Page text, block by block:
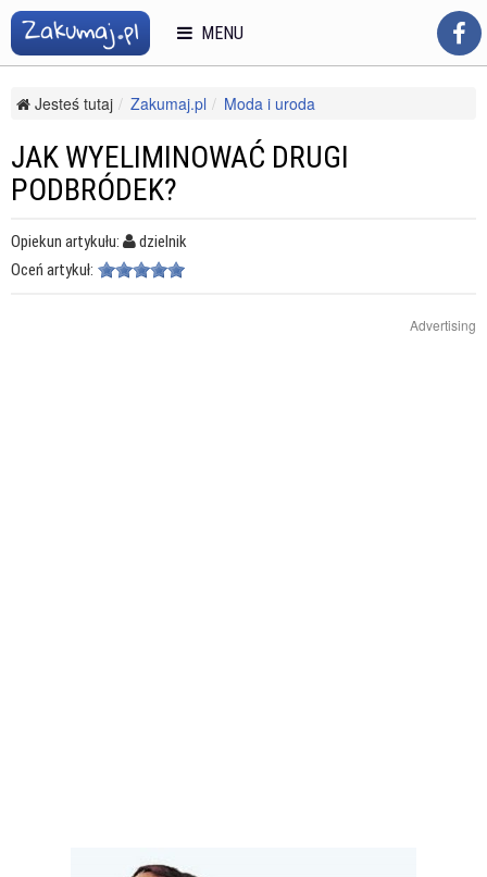
Jesteś tutaj Zakumaj.pl
Moda i uroda
Jak wyeliminować drugi podbródek?
JAK WYELIMINOWAĆ DRUGI
PODBRÓDEK?
Opiekun artykułu:
dzielnik
Oceń artykuł:
Advertising
MENU